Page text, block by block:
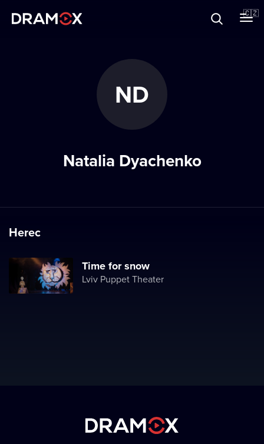
🇨🇿
ND
Natalia Dyachenko
Herec
Time for snow
Lviv Puppet Theater